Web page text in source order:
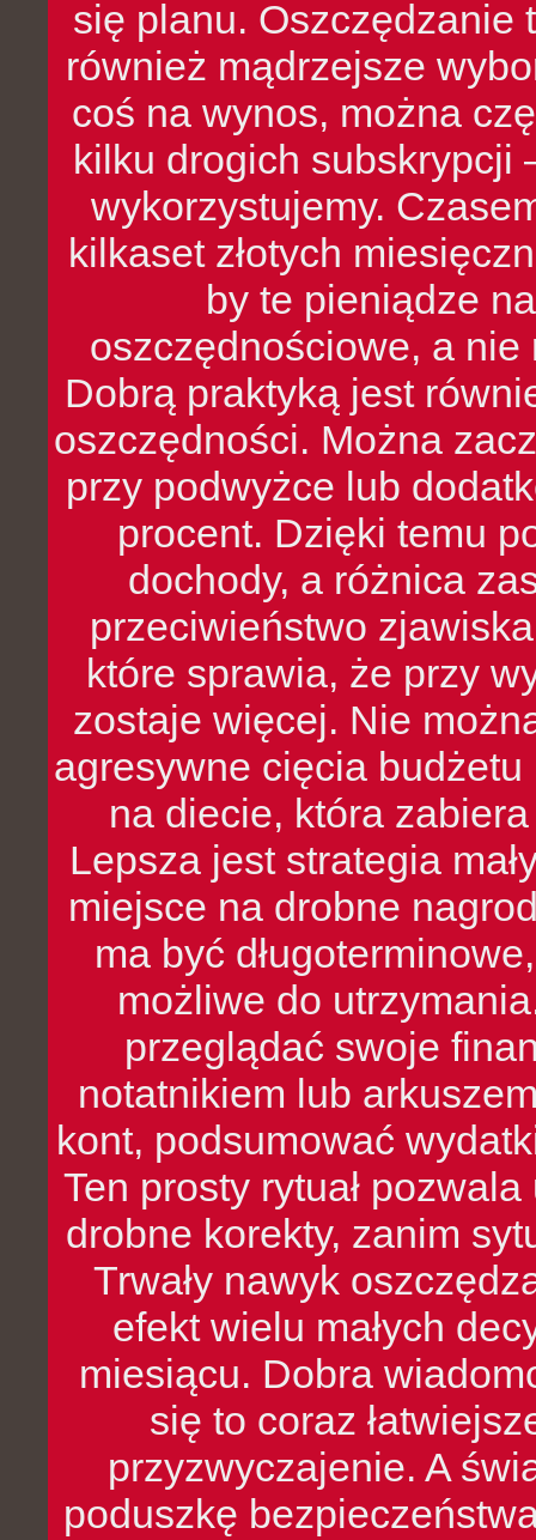
się planu. Oszczędzanie
również mądrzejsze
coś na wynos, można
kilku drogich subskrypcji
wykorzystujemy.
kilkaset złotych
by te pieniądze
oszczędnościowe, a nie
Dobrą praktyką jest
oszczędności. Można
przy podwyżce lub
procent. Dzięki temu
dochody, a różnica
przeciwieństwo
które sprawia, że przy
zostaje więcej. Nie
agresywne cięcia
na diecie, która
Lepsza jest strategia
miejsce na drobne
ma być
możliwe do
przeglądać swoje
notatnikiem lub
kont, podsumować
Ten prosty rytuał
drobne korekty, zanim
Trwały nawyk
efekt wielu małych
miesiącu. Dobra
się to coraz
przyzwyczajenie. A
poduszkę